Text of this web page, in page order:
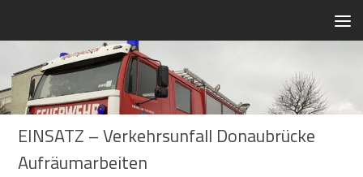
EINSATZ – Verkehrsunfall Donaubrücke
Aufräumarbeiten